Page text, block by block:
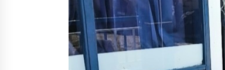
1 bulan ago